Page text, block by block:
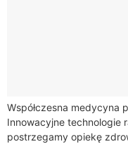
Współczesna medycyna
Innowacyjne technologie
postrzegamy opiekę